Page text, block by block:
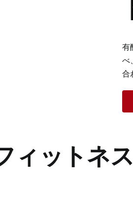
有
べ
合
ィットネス